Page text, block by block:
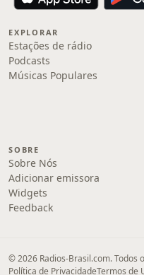
EXPLORAR
Estações de rádio
Podcasts
Músicas Populares
SOBRE
Sobre Nós
Adicionar emissora
Widgets
Feedback
© 2026 Radios-Brasil.com. Todos
Política de PrivacidadeTermos de